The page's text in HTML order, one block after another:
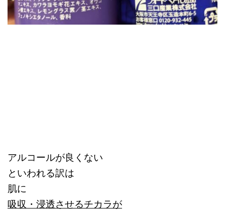
アルコールが良くない
といわれる訳は
肌に
吸収・浸透させるチカラが